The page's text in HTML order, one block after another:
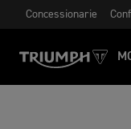
Concessionarie